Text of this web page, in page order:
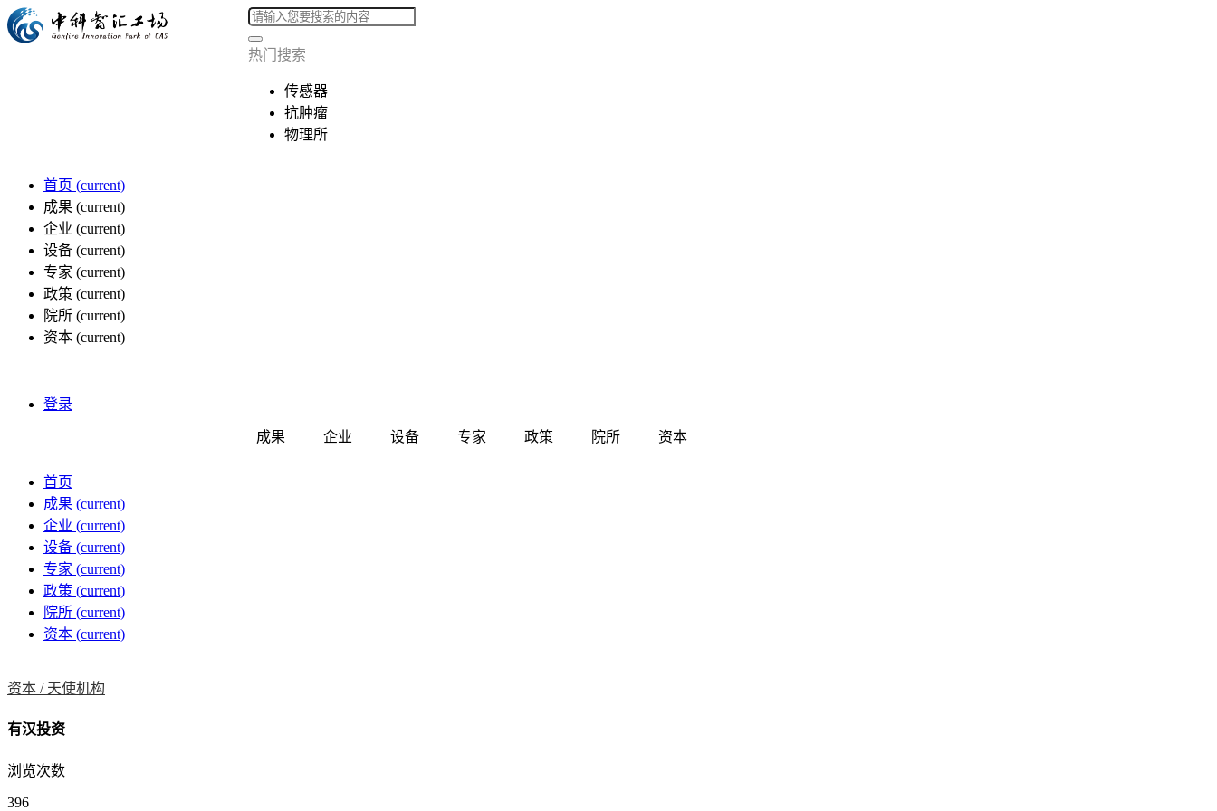
热门搜索
传感器
抗肿瘤
物理所
首页 (current)
成果 (current)
企业 (current)
设备 (current)
专家 (current)
政策 (current)
院所 (current)
资本 (current)
登录
成果 企业 设备 专家 政策 院所 资本
首页
成果 (current)
企业 (current)
设备 (current)
专家 (current)
政策 (current)
院所 (current)
资本 (current)
资本 / 天使机构
有汉投资
浏览次数
396